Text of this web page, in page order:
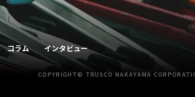
コラム インタビュー
COPYRIGHT© TRUSCO NAKAYAMA